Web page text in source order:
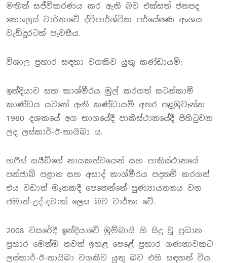
මඟින් සජීවිකරණය කර ඇති බව එක්සත් ජනපද
කොංග්‍රස් වාර්තාවේ ද්විපාර්ශ්වික පර්යේෂණ අංශය
වැඩිදුරටත් පැවසීය.
විශාල ප්‍රහාර සඳහා වගකිව යුතු කණ්ඩායම්:
ඉන්දියාව සහ කාශ්මීරය මුල් කරගත් සටන්කාමී
කාණ්ඩය යටතේ ඇති කණ්ඩායම් අතර පළමුවැන්න
1980 දශකයේ අග භාගයේදී පාකිස්ථානයේදී පිහිටුවන
ලද ලස්කාර්-ඊ-තායිබා ය.
හෆීස් සයීඩ්ගේ නායකත්වයෙන් සහ පාකිස්ථානයේ
පන්ජාබ් පළාත සහ අසාද් කාශ්මීරය පදනම් කරගත්
එය වඩාත් මෑතකදී පෙනෙන්නේ පුණ්‍යායතනය වන
ජමාත්-උද්-දවාක් ලෙස බව වාර්තා වේ.
2008 වසරේදී ඉන්දියාවේ මුම්බායි හි සිදු වූ ප්‍රධාන
ප්‍රහාර මෙන්ම තවත් ඉහළ පෙළේ ප්‍රහාර ගණනාවකට
ලස්කාර්-ඊ-තායිබා වගකිව යුතු බව එහි සඳහන් විය.